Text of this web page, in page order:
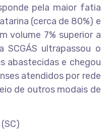
pela maior fatia
(cerca de 80%) e
volume 7% superior a
SCGÁS ultrapassou o
abastecidas e chegou
atendidos por rede
de outros modais de